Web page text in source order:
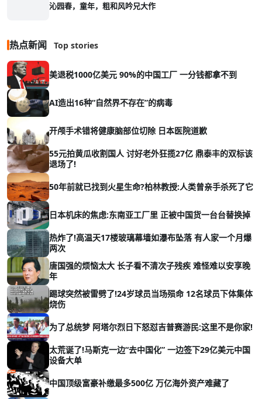
沁园春，童年，粗和风吟兄大作
热点新闻 Top stories
美退税1000亿美元 90%的中国工厂 一分钱都拿不到
AI造出16种“自然界不存在”的病毒
开颅手术错将健康脑部位切除 日本医院道歉
55元拍黄瓜收割国人 讨好老外狂揽27亿 鼎泰丰的双标该
退场了!
50年前就已找到火星生命?柏林教授:人类曾亲手杀死了它
日本机床的焦虑:东南亚工厂里 正被中国货一台台替换掉
热炸了!高温天17楼玻璃幕墙如瀑布坠落 有人家一个月爆
两次
唐国强的烦恼太大 长子看不清次子残疾 难怪难以安享晚
年
踢球突然被雷劈了!24岁球员当场殒命 12名球员下体集体
烧伤
为了总统梦 阿塔尔烈日下怒怼吉普赛游民:这里不是你家!
太荒诞了!马斯克一边“去中国化” 一边签下29亿美元中国
设备大单
中国顶级富豪补缴最多500亿 万亿海外资产难藏了